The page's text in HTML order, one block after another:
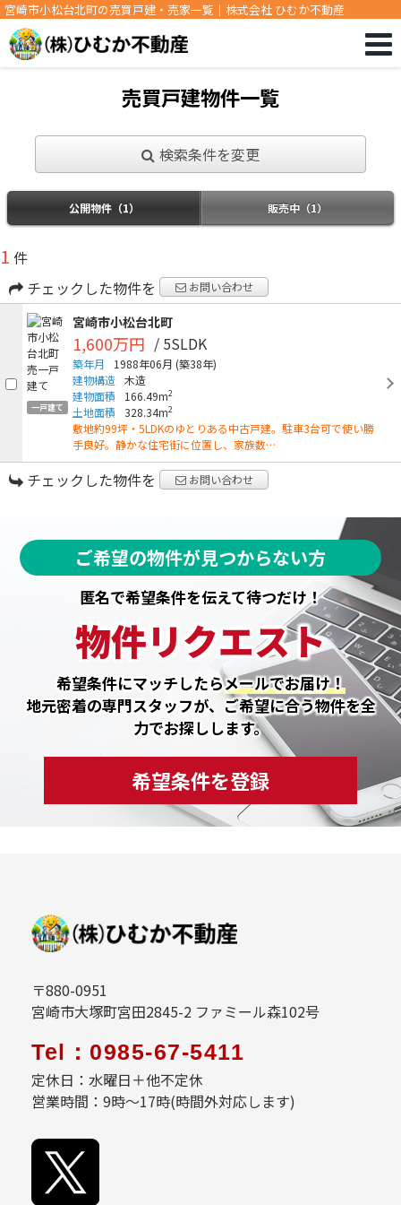
宮崎市小松台北町の売買戸建・売家一覧｜株式会社 ひむか不動産
売買戸建物件一覧
検索条件を変更
公開物件（1） 販売中（1）
1 件
チェックした物件を
お問い合わせ
一戸建て
宮崎市小松台北町
1,600万円 / 5SLDK
築年月 1988年06月 (築38年)
建物構造 木造
建物面積
166.49m2
土地面積 328.34m2
敷地約99坪・5LDKのゆとりある中古戸建。駐車3台可で使い勝
手良好。静かな住宅街に位置し、家族数…
チェックした物件を お問い合わせ
ご希望の物件が見つからない方
匿名で希望条件を伝えて待つだけ！
物件リクエスト
希望条件にマッチしたらメールでお届け！
地元密着の専門スタッフが、ご希望に合う物件を全
力でお探しします。
希望条件を登録
〒880-0951
宮崎市大塚町宮田2845-2 ファミール森102号
Tel：0985-67-5411
定休日：水曜日＋他不定休
営業時間：9時～17時(時間外対応します)